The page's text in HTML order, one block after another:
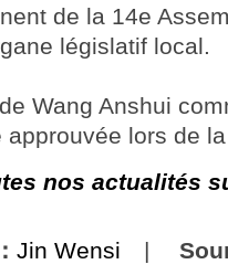
de la 14e
législatif local.
Wang Anshui
approuvée lors de
nos actualités
Jin Wensi |